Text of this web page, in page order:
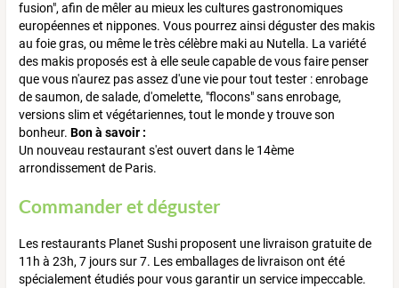
fusion", afin de mêler au mieux les cultures gastronomiques
européennes et nippones. Vous pourrez ainsi déguster des makis
au foie gras, ou même le très célèbre maki au Nutella. La variété
des makis proposés est à elle seule capable de vous faire penser
que vous n'aurez pas assez d'une vie pour tout tester : enrobage
de saumon, de salade, d'omelette, "flocons" sans enrobage,
versions slim et végétariennes, tout le monde y trouve son
bonheur. Bon à savoir :
Un nouveau restaurant s'est ouvert dans le 14ème
arrondissement de Paris.
Commander et déguster
Les restaurants Planet Sushi proposent une livraison gratuite de
11h à 23h, 7 jours sur 7. Les emballages de livraison ont été
spécialement étudiés pour vous garantir un service impeccable.